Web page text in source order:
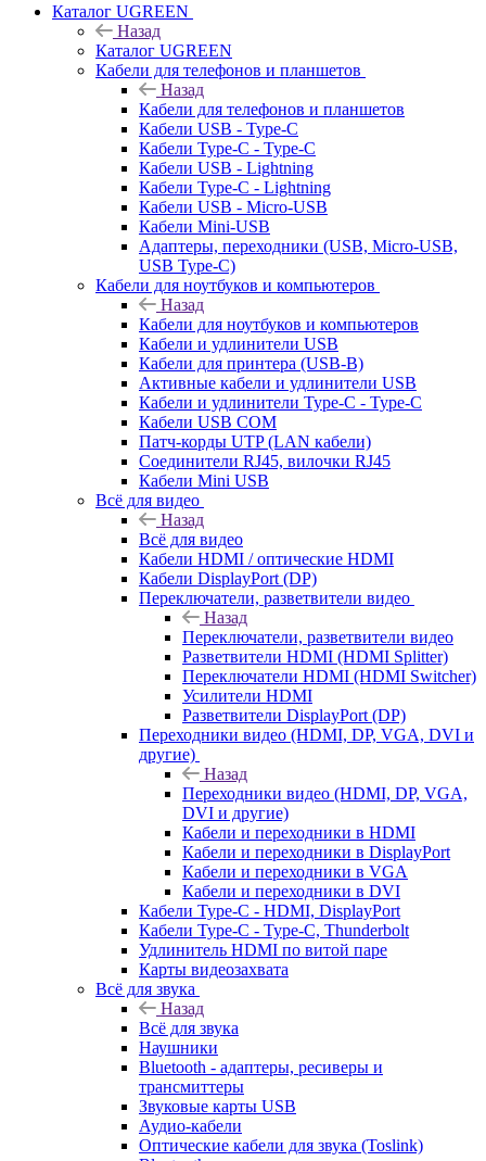
Каталог UGREEN
Назад
Каталог UGREEN
Кабели для телефонов и планшетов
Назад
Кабели для телефонов и планшетов
Кабели USB - Type-C
Кабели Type-C - Type-C
Кабели USB - Lightning
Кабели Type-C - Lightning
Кабели USB - Micro-USB
Кабели Mini-USB
Адаптеры, переходники (USB, Micro-USB,
USB Type-C)
Кабели для ноутбуков и компьютеров
Назад
Кабели для ноутбуков и компьютеров
Кабели и удлинители USB
Кабели для принтера (USB-B)
Активные кабели и удлинители USB
Кабели и удлинители Type-C - Type-C
Кабели USB COM
Патч-корды UTP (LAN кабели)
Соединители RJ45, вилочки RJ45
Кабели Mini USB
Всё для видео
Назад
Всё для видео
Кабели HDMI / оптические HDMI
Кабели DisplayPort (DP)
Переключатели, разветвители видео
Назад
Переключатели, разветвители видео
Разветвители HDMI (HDMI Splitter)
Переключатели HDMI (HDMI Switcher)
Усилители HDMI
Разветвители DisplayPort (DP)
Переходники видео (HDMI, DP, VGA, DVI и
другие)
Назад
Переходники видео (HDMI, DP, VGA,
DVI и другие)
Кабели и переходники в HDMI
Кабели и переходники в DisplayPort
Кабели и переходники в VGA
Кабели и переходники в DVI
Кабели Type-C - HDMI, DisplayPort
Кабели Type-C - Type-C, Thunderbolt
Удлинитель HDMI по витой паре
Карты видеозахвата
Всё для звука
Назад
Всё для звука
Наушники
Bluetooth - адаптеры, ресиверы и
трансмиттеры
Звуковые карты USB
Аудио-кабели
Оптические кабели для звука (Toslink)